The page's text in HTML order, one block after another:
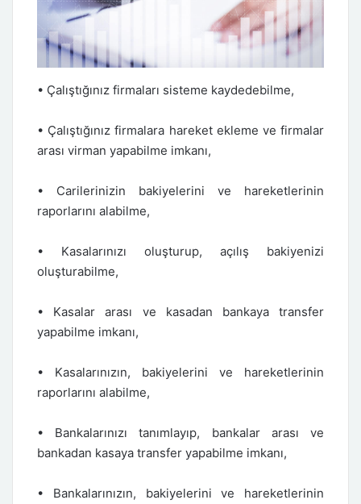
• Çalıştığınız firmaları sisteme kaydedebilme,
• Çalıştığınız firmalara hareket ekleme ve firmalar
arası virman yapabilme imkanı,
• Carilerinizin bakiyelerini ve hareketlerinin
raporlarını alabilme,
• Kasalarınızı oluşturup, açılış bakiyenizi
oluşturabilme,
• Kasalar arası ve kasadan bankaya transfer
yapabilme imkanı,
• Kasalarınızın, bakiyelerini ve hareketlerinin
raporlarını alabilme,
• Bankalarınızı tanımlayıp, bankalar arası ve
bankadan kasaya transfer yapabilme imkanı,
• Bankalarınızın, bakiyelerini ve hareketlerinin